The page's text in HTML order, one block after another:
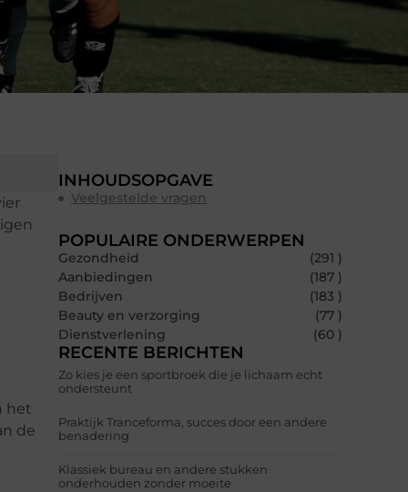
het
de
INHOUDSOPGAVE
Veelgestelde vragen
POPULAIRE ONDERWERPEN
Gezondheid
(291 )
Aanbiedingen
(187 )
Bedrijven
(183 )
Beauty en verzorging
(77 )
Dienstverlening
(60 )
RECENTE BERICHTEN
Zo kies je een sportbroek die je lichaam echt
ondersteunt
Praktijk Tranceforma, succes door een andere
benadering
Klassiek bureau en andere stukken
onderhouden zonder moeite